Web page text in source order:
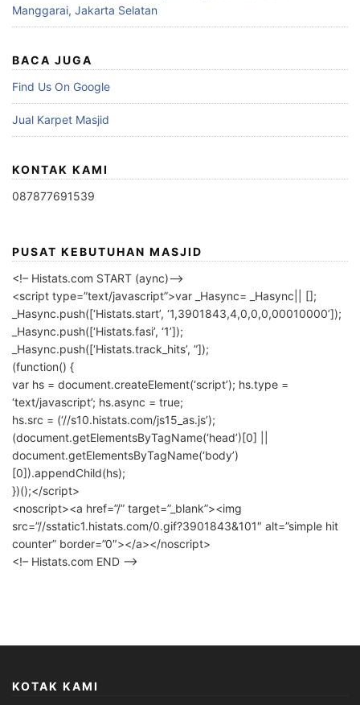
Manggarai, Jakarta Selatan
BACA JUGA
Find Us On Google
Jual Karpet Masjid
KONTAK KAMI
087877691539
PUSAT KEBUTUHAN MASJID
<!– Histats.com START (aync)–>
<script type=”text/javascript”>var _Hasync= _Hasync|| [];
_Hasync.push([‘Histats.start’, ‘1,3901843,4,0,0,0,00010000’]);
_Hasync.push([‘Histats.fasi’, ‘1’]);
_Hasync.push([‘Histats.track_hits’, ”]);
(function() {
var hs = document.createElement(‘script’); hs.type =
‘text/javascript’; hs.async = true;
hs.src = (‘//s10.histats.com/js15_as.js’);
(document.getElementsByTagName(‘head’)[0] ||
document.getElementsByTagName(‘body’)
[0]).appendChild(hs);
})();</script>
<noscript><a href=”/” target=”_blank”><img
src=”//sstatic1.histats.com/0.gif?3901843&101″ alt=”simple hit
counter” border=”0″></a></noscript>
<!– Histats.com END –>
KOTAK KAMI